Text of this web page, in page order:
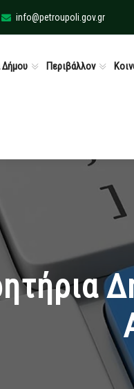
info@petroupoli.gov.gr
Δήμου Περιβάλλον